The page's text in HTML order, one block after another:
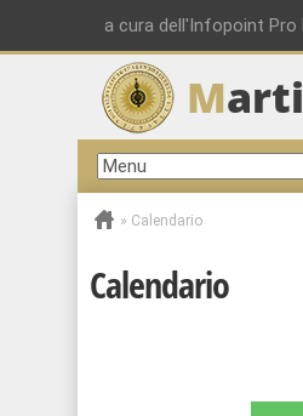
a cura dell'Infopoint
M
» Calendario
Calendario